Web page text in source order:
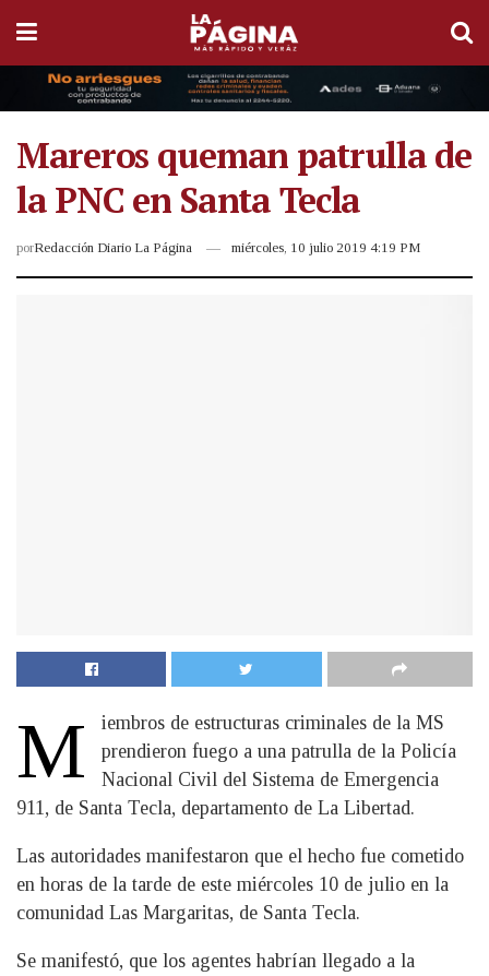
Mareros queman patrulla de
la PNC en Santa Tecla
porRedacción Diario La Página miércoles, 10 julio 2019 4:19 PM
M
iembros de estructuras criminales de la MS
prendieron fuego a una patrulla de la Policía
Nacional Civil del Sistema de Emergencia
911, de Santa Tecla, departamento de La Libertad.
Las autoridades manifestaron que el hecho fue cometido
en horas de la tarde de este miércoles 10 de julio en la
comunidad Las Margaritas, de Santa Tecla.
Se manifestó, que los agentes habrían llegado a la